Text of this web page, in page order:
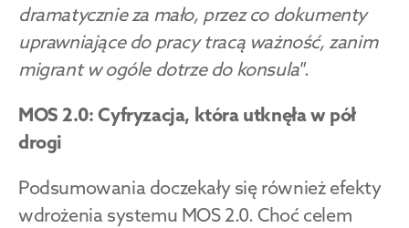
dramatycznie za mało, przez co dokumenty
uprawniające do pracy tracą ważność, zanim
migrant w ogóle dotrze do konsula”.
MOS 2.0: Cyfryzacja, która utknęła w pół
drogi
Podsumowania doczekały się również efekty
wdrożenia systemu MOS 2.0. Choć celem